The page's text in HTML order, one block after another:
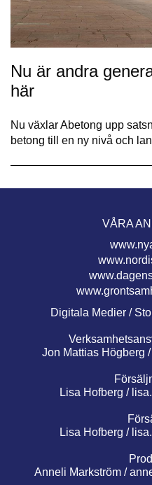
Nu är andra
här
Nu växlar Abetong upp
betong till en ny nivå och
VÅRA
Digitala Medier /
Jon Mattias Högberg /
Lisa Hofberg /
Lisa Hofberg /
Anneli Markström /